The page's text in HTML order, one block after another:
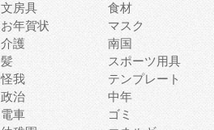
文房具
食材
お年賀状
マスク
介護
南国
髪
スポーツ用具
怪我
テンプレート
政治
中年
電車
ゴミ